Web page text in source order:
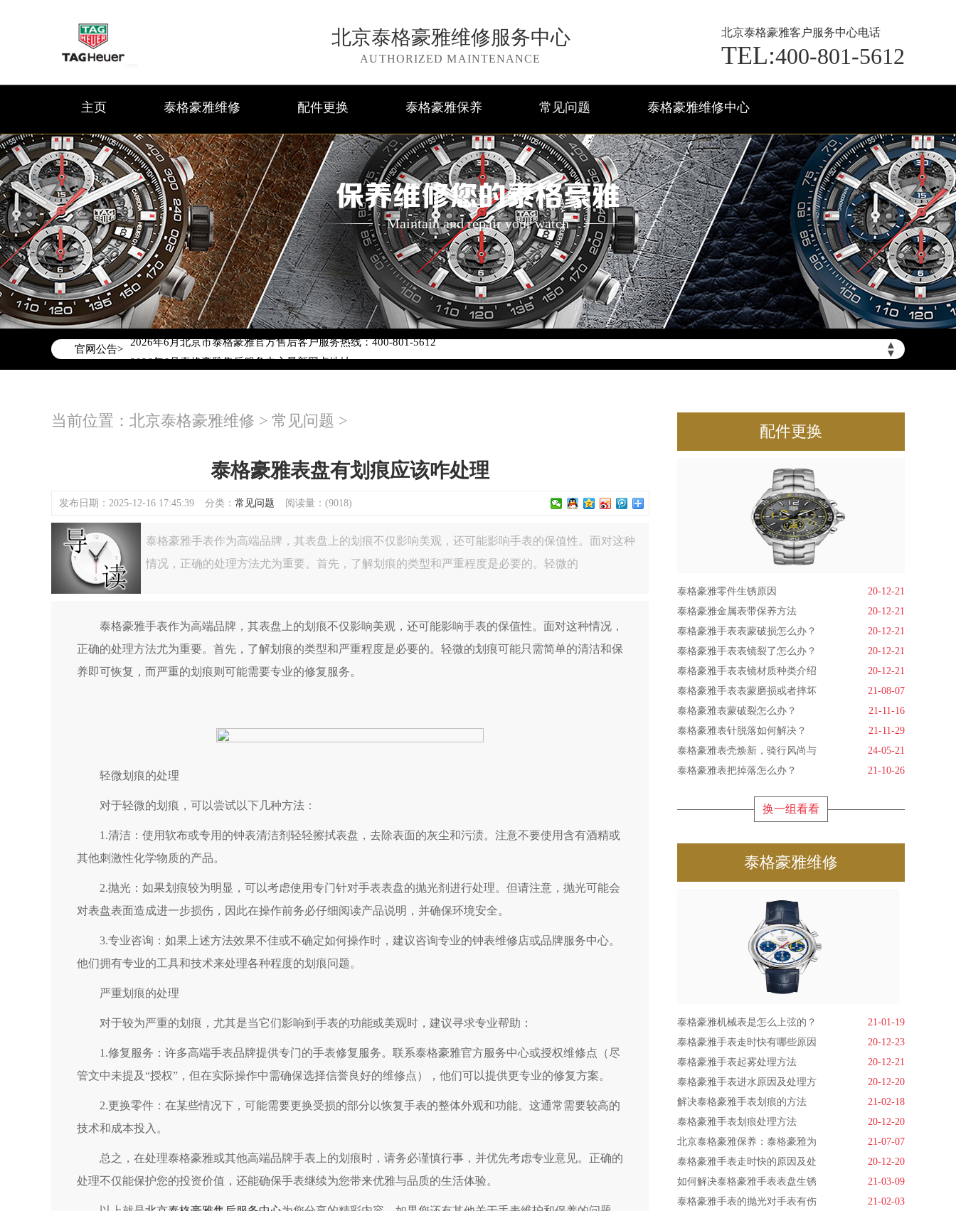
北京泰格豪雅维修服务中心
AUTHORIZED MAINTENANCE
北京泰格豪雅客户服务中心电话
TEL:400-801-5612
主页 泰格豪雅维修 配件更换 泰格豪雅保养 常见问题 泰格豪雅维修中心
保养维修您的泰格豪雅
Maintain and repair your watch
官网公告> ▲
▼
2026年6月泰格豪雅北京市售后服务网络优化升级公告
2026年6月北京市泰格豪雅官方售后客户服务热线：400-801-5612
2026年6月泰格豪雅售后服务中心最新网点地址：
北京市朝阳区建国门外大街甲6号华熙国际中心D座11层1102室泰格豪雅售后服务中心（需提前预约）
节假日正常营业！
当前位置： 北京泰格豪雅维修 > 常见问题 >
泰格豪雅表盘有划痕应该咋处理
发布日期：2025-12-16 17:45:39 分类： 常见问题 阅读量：(9018)
泰格豪雅手表作为高端品牌，其表盘上的划痕不仅影响美观，还可能影响手表的保值性。面对这种
情况，正确的处理方法尤为重要。首先，了解划痕的类型和严重程度是必要的。轻微的
泰格豪雅手表作为高端品牌，其表盘上的划痕不仅影响美观，还可能影响手表的保值性。面对这种情况，
正确的处理方法尤为重要。首先，了解划痕的类型和严重程度是必要的。轻微的划痕可能只需简单的清洁和保
养即可恢复，而严重的划痕则可能需要专业的修复服务。
轻微划痕的处理
对于轻微的划痕，可以尝试以下几种方法：
1.清洁：使用软布或专用的钟表清洁剂轻轻擦拭表盘，去除表面的灰尘和污渍。注意不要使用含有酒精或
其他刺激性化学物质的产品。
2.抛光：如果划痕较为明显，可以考虑使用专门针对手表表盘的抛光剂进行处理。但请注意，抛光可能会
对表盘表面造成进一步损伤，因此在操作前务必仔细阅读产品说明，并确保环境安全。
3.专业咨询：如果上述方法效果不佳或不确定如何操作时，建议咨询专业的钟表维修店或品牌服务中心。
他们拥有专业的工具和技术来处理各种程度的划痕问题。
严重划痕的处理
对于较为严重的划痕，尤其是当它们影响到手表的功能或美观时，建议寻求专业帮助：
1.修复服务：许多高端手表品牌提供专门的手表修复服务。联系泰格豪雅官方服务中心或授权维修点（尽
管文中未提及“授权”，但在实际操作中需确保选择信誉良好的维修点），他们可以提供更专业的修复方案。
2.更换零件：在某些情况下，可能需要更换受损的部分以恢复手表的整体外观和功能。这通常需要较高的
技术和成本投入。
总之，在处理泰格豪雅或其他高端品牌手表上的划痕时，请务必谨慎行事，并优先考虑专业意见。正确的
处理不仅能保护您的投资价值，还能确保手表继续为您带来优雅与品质的生活体验。
配件更换
泰格豪雅零件生锈原因
20-12-21
泰格豪雅金属表带保养方法
20-12-21
泰格豪雅手表表蒙破损怎么办？
20-12-21
泰格豪雅手表表镜裂了怎么办？
20-12-21
泰格豪雅手表表镜材质种类介绍
20-12-21
泰格豪雅手表表蒙磨损或者摔坏
21-08-07
泰格豪雅表蒙破裂怎么办？
21-11-16
泰格豪雅表针脱落如何解决？
21-11-29
泰格豪雅表壳焕新，骑行风尚与
24-05-21
泰格豪雅表把掉落怎么办？
21-10-26
换一组看看
泰格豪雅维修
泰格豪雅机械表是怎么上弦的？
21-01-19
泰格豪雅手表走时快有哪些原因
20-12-23
泰格豪雅手表起雾处理方法
20-12-21
泰格豪雅手表进水原因及处理方
20-12-20
解决泰格豪雅手表划痕的方法
21-02-18
泰格豪雅手表划痕处理方法
20-12-20
北京泰格豪雅保养：泰格豪雅为
21-07-07
泰格豪雅手表走时快的原因及处
20-12-20
如何解决泰格豪雅手表表盘生锈
21-03-09
泰格豪雅手表的抛光对手表有伤
21-02-03